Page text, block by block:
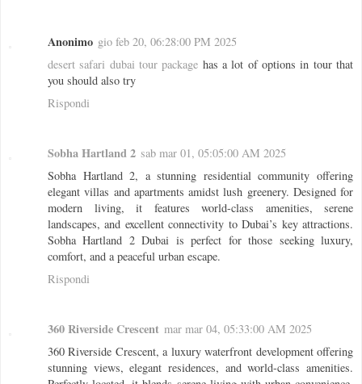
Anonimo gio feb 20, 06:28:00 PM 2025
desert safari dubai tour package has a lot of options in tour that
you should also try
Rispondi
Sobha Hartland 2 sab mar 01, 05:05:00 AM 2025
Sobha Hartland 2, a stunning residential community offering
elegant villas and apartments amidst lush greenery. Designed for
modern living, it features world-class amenities, serene
landscapes, and excellent connectivity to Dubai’s key attractions.
Sobha Hartland 2 Dubai is perfect for those seeking luxury,
comfort, and a peaceful urban escape.
Rispondi
360 Riverside Crescent mar mar 04, 05:33:00 AM 2025
360 Riverside Crescent, a luxury waterfront development offering
stunning views, elegant residences, and world-class amenities.